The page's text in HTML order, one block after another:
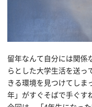
留年なんて自分には関
らとした大学生活を送っ
きる環境を見つけてしま
年」がすぐそばで手ぐす